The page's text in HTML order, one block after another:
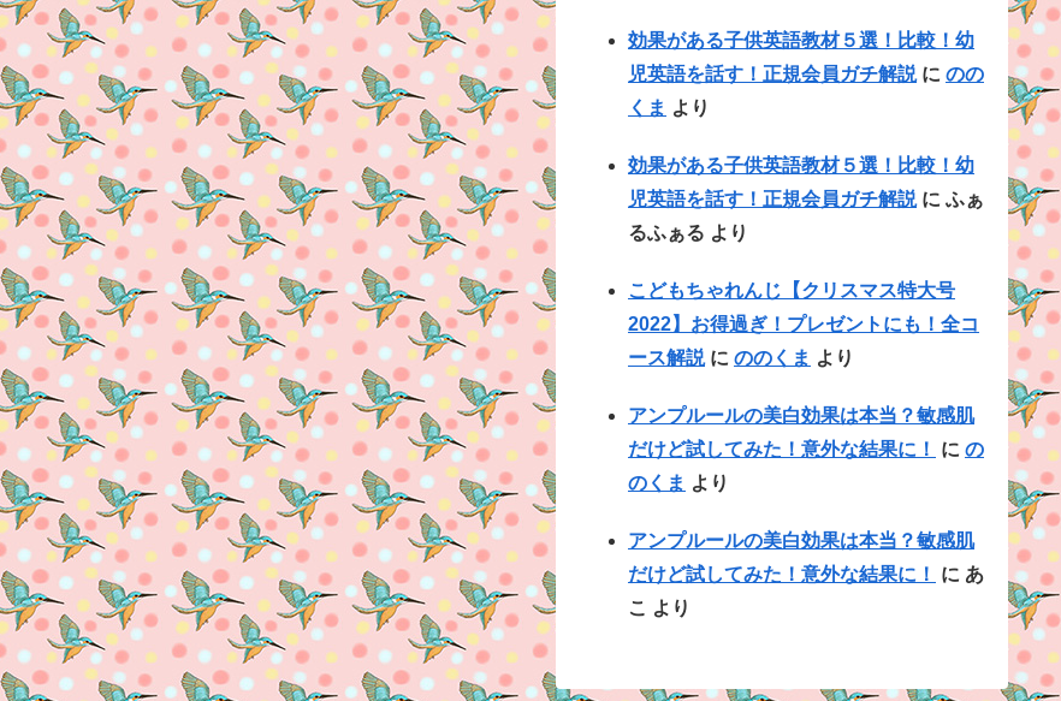
効果がある子供英語教材５選！比較！幼
児英語を話す！正規会員ガチ解説に のの
くま より
効果がある子供英語教材５選！比較！幼
児英語を話す！正規会員ガチ解説に ふぁ
るふぁる より
こどもちゃれんじ【クリスマス特大号
2022】お得過ぎ！プレゼントにも！全コ
ース解説に ののくま より
アンプルールの美白効果は本当？敏感肌
だけど試してみた！意外な結果に！
に の
のくま より
アンプルールの美白効果は本当？敏感肌
だけど試してみた！意外な結果に！
に あ
こ より